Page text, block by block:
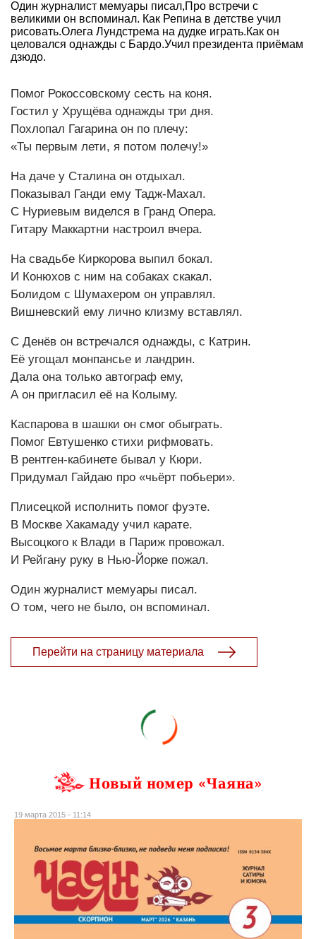
Один журналист мемуары писал,Про встречи с
великими он вспоминал. Как Репина в детстве учил
рисовать.Олега Лундстрема на дудке играть.Как он
целовался однажды с Бардо.Учил президента приёмам
дзюдо.
Помог Рокоссовскому сесть на коня.
Гостил у Хрущёва однажды три дня.
Похлопал Гагарина он по плечу:
«Ты первым лети, я потом полечу!»
На даче у Сталина он отдыхал.
Показывал Ганди ему Тадж-Махал.
С Нуриевым виделся в Гранд Опера.
Гитару Маккартни настроил вчера.
На свадьбе Киркорова выпил бокал.
И Конюхов с ним на собаках скакал.
Болидом с Шумахером он управлял.
Вишневский ему лично клизму вставлял.
C Денёв он встречался однажды, с Катрин.
Её угощал монпансье и ландрин.
Дала она только автограф ему,
А он пригласил её на Колыму.
Каспарова в шашки он смог обыграть.
Помог Евтушенко стихи рифмовать.
В рентген-кабинете бывал у Кюри.
Придумал Гайдаю про «чьёрт побьери».
Плисецкой исполнить помог фуэте.
В Москве Хакамаду учил карате.
Высоцкого к Влади в Париж провожал.
И Рейгану руку в Нью-Йорке пожал.
Один журналист мемуары писал.
О том, чего не было, он вспоминал.
Перейти на страницу материала
Новый номер «Чаяна»
19 марта 2015 - 11:14